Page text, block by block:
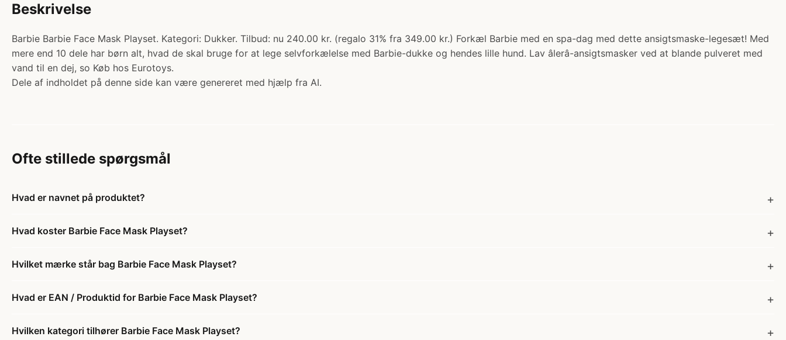
Beskrivelse
Barbie Barbie Face Mask Playset. Kategori: Dukker. Tilbud: nu 240.00 kr. (regalo 31% fra 349.00 kr.) Forkæl Barbie med en spa-dag med dette ansigtsmaske-legesæt! Med
mere end 10 dele har børn alt, hvad de skal bruge for at lege selvforkælelse med Barbie-dukke og hendes lille hund. Lav âlerâ-ansigtsmasker ved at blande pulveret med
vand til en dej, so Køb hos Eurotoys.
Dele af indholdet på denne side kan være genereret med hjælp fra AI.
Ofte stillede spørgsmål
Hvad er navnet på produktet?
Hvad koster Barbie Face Mask Playset?
Hvilket mærke står bag Barbie Face Mask Playset?
Hvad er EAN / Produktid for Barbie Face Mask Playset?
Hvilken kategori tilhører Barbie Face Mask Playset?